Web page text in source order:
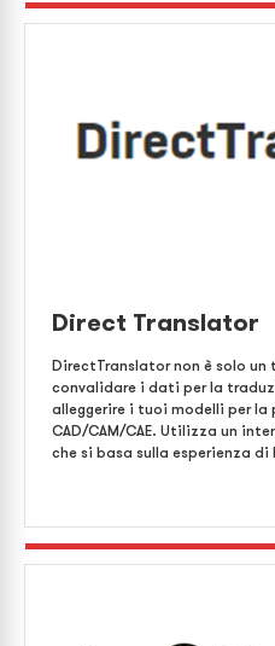
Direct Translator
DirectTranslator non è solo
convalidare i dati per la
alleggerire i tuoi modelli per
CAD/CAM/CAE. Utilizza un
che si basa sulla esperienza di